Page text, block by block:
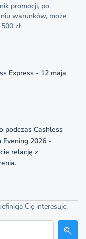
promocji, po
warunków, może
zł
Express - 12 maja
podczas Cashless
Evening 2026 -
relację z
Cię interesuje: